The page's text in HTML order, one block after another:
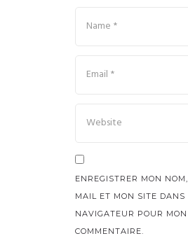
ENREGISTRER MON
MAIL ET MON SITE DANS
NAVIGATEUR POUR
COMMENTAIRE.